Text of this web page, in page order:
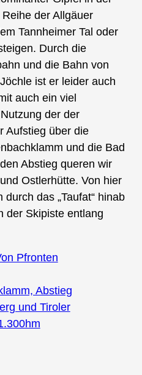
der Allgäuer
Tannheimer Tal oder
Durch die
und die Bahn von
ist er leider auch
auch ein viel
der der
Aufstieg über die
und die Bad
Abstieg queren wir
Ostlerhütte. Von hier
das „Taufat“ hinab
der Skipiste entlang
Pfronten
Abstieg
und Tiroler